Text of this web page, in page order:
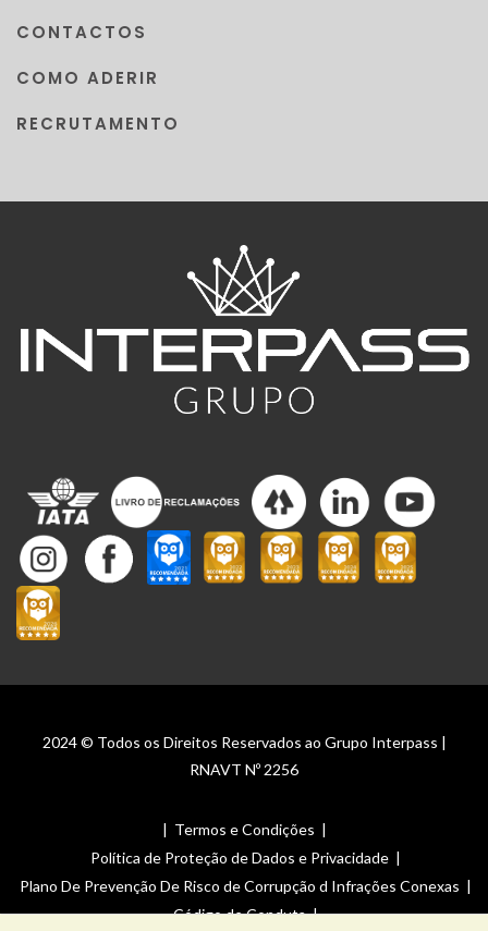
CONTACTOS
COMO ADERIR
RECRUTAMENTO
2024 © Todos os Direitos Reservados ao Grupo Interpass |
RNAVT Nº 2256
| Termos e Condições |
Política de Proteção de Dados e Privacidade |
Plano De Prevenção De Risco de Corrupção d Infrações Conexas |
Código de Conduta|